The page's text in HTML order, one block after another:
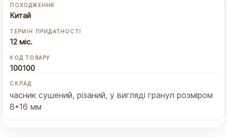
ПОХОДЖЕННЯ
Китай
ТЕРМІН ПРИДАТНОСТІ
12 міс.
КОД ТОВАРУ
100100
СКЛАД
часник сушений, різаний, у вигляді гранул розміром
8*16 мм